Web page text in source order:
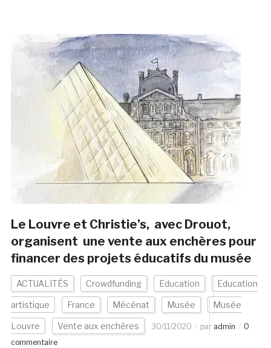
Le Louvre et Christie’s, avec Drouot,
organisent une vente aux enchères pour
financer des projets éducatifs du musée
ACTUALITÉS Crowdfunding Education Education
artistique France Mécénat Musée Musée
Louvre Vente aux enchères 30/11/2020 par admin
0
commentaire